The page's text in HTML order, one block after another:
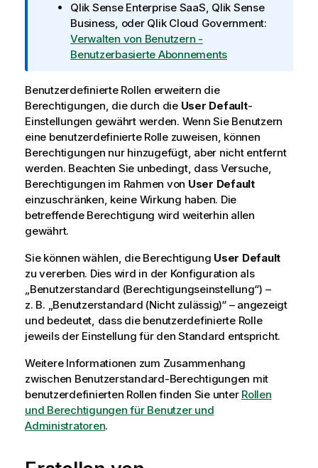
w
e
i
s
Qlik Sense Enterprise SaaS, Qlik Sense
Business, oder Qlik Cloud Government:
Verwalten von Benutzern -
Benutzerbasierte Abonnements
Benutzerdefinierte Rollen erweitern die
Berechtigungen, die durch die User Default-
Einstellungen gewährt werden. Wenn Sie Benutzern
eine benutzerdefinierte Rolle zuweisen, können
Berechtigungen nur hinzugefügt, aber nicht entfernt
werden. Beachten Sie unbedingt, dass Versuche,
Berechtigungen im Rahmen von User Default
einzuschränken, keine Wirkung haben. Die
betreffende Berechtigung wird weiterhin allen
gewährt.
Sie können wählen, die Berechtigung User Default
zu vererben. Dies wird in der Konfiguration als
„Benutzerstandard (Berechtigungseinstellung“) –
z. B. „Benutzerstandard (Nicht zulässig)“ – angezeigt
und bedeutet, dass die benutzerdefinierte Rolle
jeweils der Einstellung für den Standard entspricht.
Weitere Informationen zum Zusammenhang
zwischen Benutzerstandard-Berechtigungen mit
benutzerdefinierten Rollen finden Sie unter Rollen
und Berechtigungen für Benutzer und
Administratoren.